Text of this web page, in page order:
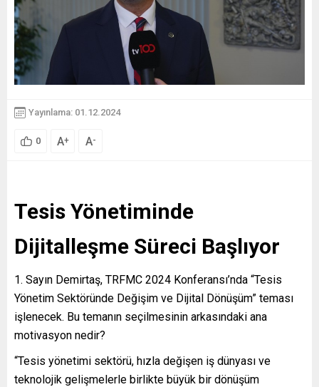
Yayınlama: 01.12.2024
0 A+ A-
Tesis Yönetiminde
Dijitalleşme Süreci Başlıyor
1. Sayın Demirtaş, TRFMC 2024 Konferansı’nda “Tesis
Yönetim Sektöründe Değişim ve Dijital Dönüşüm” teması
işlenecek. Bu temanın seçilmesinin arkasındaki ana
motivasyon nedir?
“Tesis yönetimi sektörü, hızla değişen iş dünyası ve
teknolojik gelişmelerle birlikte büyük bir dönüşüm